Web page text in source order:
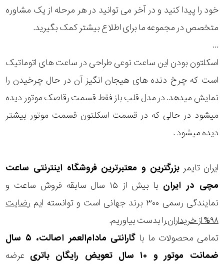
خود را پیدا کنید و در آخر می توانید در هر مرحله از یک مشاوره
متخصص در مجموعه ما برای اطلاع بیشتر کمک بگیرید.
...
اسکلتون بودن این ساعت نوعی طراحی در ساعت های اتوماتیک
است که چرخ دنده های هیجان انگیز آن در حال چرخیدن را
نمایش میدهد. در مدل قلب باز فقط قسمت رقاصک موتور دیده
میشود در حالی که در قسمت اسکلتون قسمت موتور بیشتر
دیده میشود .
ایران تایمر بزرگترین و معتبرترین فروشگاه اینترنتی ساعت
مچی در ایران
با بیش از ۱۵ سال سابقه فروش ساعت و
نمایندگی رسمی ۳۰۰ برند جهانی است و توانسته ایم
رضایت
۹۸% از خریداران
را بدست بیاوریم.
تمامی محصولات ما با
گارانتی مادام‌العمر اصالت، ۵ سال
ضمانت موتور و ۱۰ سال تعویض رایگان باتری
عرضه
نمایش
طرح
بند
طرح
صفحه
در
آب
شکل
قاب
ویژگی